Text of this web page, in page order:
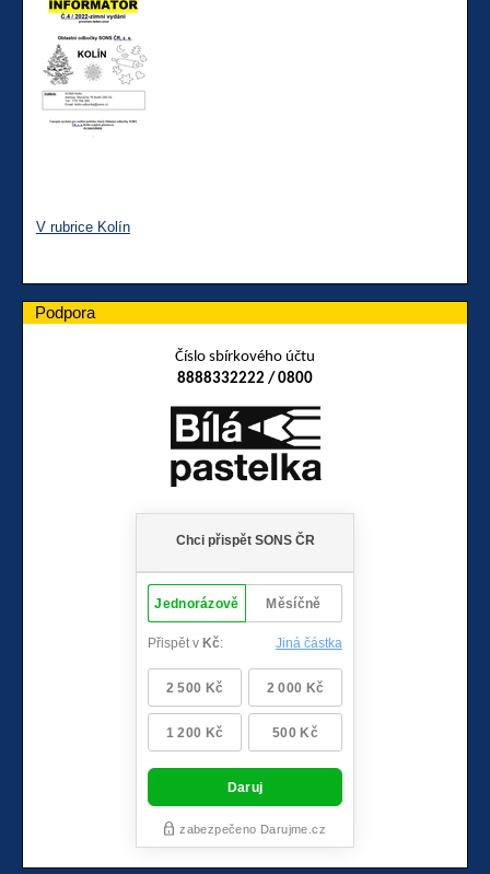
V rubrice Kolín
Podpora
Číslo sbírkového účtu
8888332222 / 0800